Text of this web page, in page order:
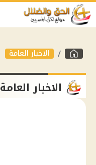
الاخبار العامة
الاخبار العامة